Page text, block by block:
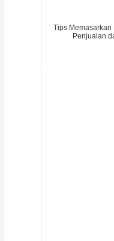
Tips Memasarkan
Penjualan